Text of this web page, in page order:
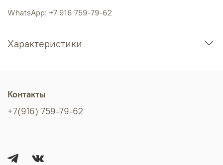
WhatsApp: +7 916 759-79-62
Характеристики
Контакты
+7(916) 759-79-62